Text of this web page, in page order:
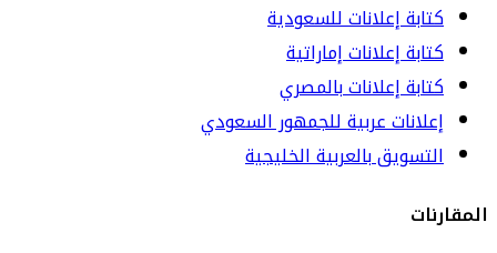
كتابة إعلانات للسعودية
كتابة إعلانات إماراتية
كتابة إعلانات بالمصري
إعلانات عربية للجمهور السعودي
التسويق بالعربية الخليجية
المقارنات